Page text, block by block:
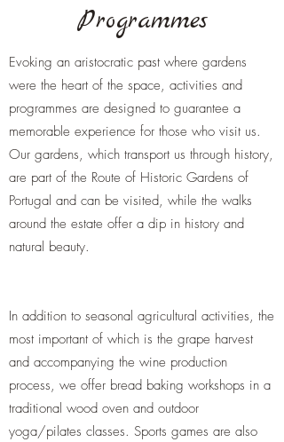
Programmes
Evoking an aristocratic past where gardens
were the heart of the space, activities and
programmes are designed to guarantee a
memorable experience for those who visit us.
Our gardens, which transport us through history,
are part of the Route of Historic Gardens of
Portugal and can be visited, while the walks
around the estate offer a dip in history and
natural beauty.
In addition to seasonal agricultural activities, the
most important of which is the grape harvest
and accompanying the wine production
process, we offer bread baking workshops in a
traditional wood oven and outdoor
yoga/pilates classes. Sports games are also